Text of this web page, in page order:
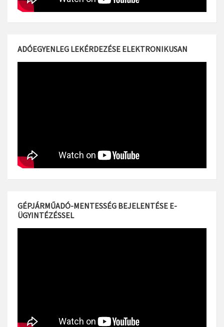
ADÓEGYENLEG LEKÉRDEZÉSE ELEKTRONIKUSAN
GÉPJÁRMŰADÓ-MENTESSÉG BEJELENTÉSE E-
ÜGYINTÉZÉSSEL